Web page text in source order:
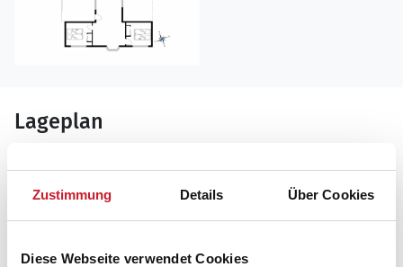
Zustimmung Details Über Cookies
Diese Webseite verwendet Cookies
Lageplan
Adresse
Ferienhaus BV413
6857 Blåvand